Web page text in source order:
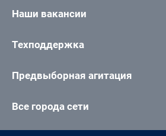
Наши вакансии
Техподдержка
Предвыборная агитация
Все города сети